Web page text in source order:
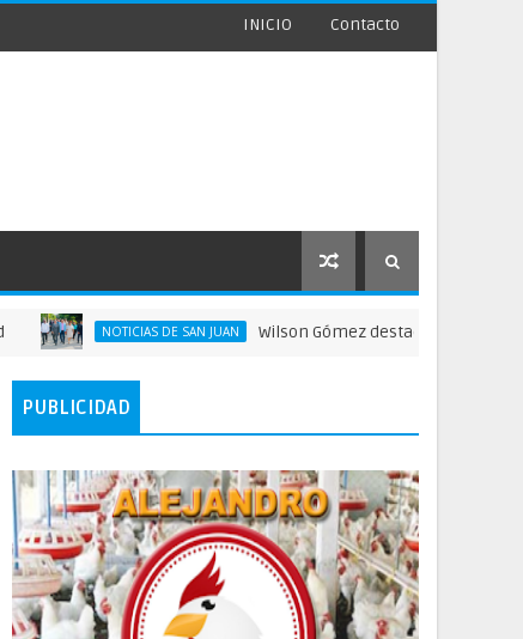
INICIO Contacto
NOTICIAS DE SAN JUAN Wilson Gómez destaca legado del general
PUBLICIDAD